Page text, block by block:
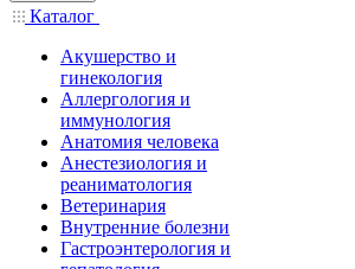
Каталог
Акушерство и
гинекология
Аллергология и
иммунология
Анатомия человека
Анестезиология и
реаниматология
Ветеринария
Внутренние болезни
Гастроэнтерология и